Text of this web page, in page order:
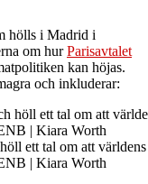
hölls i Madrid i
om hurParisavtalet
kan höjas.
och inkluderar:
ett tal om att världens
| Kiara Worth